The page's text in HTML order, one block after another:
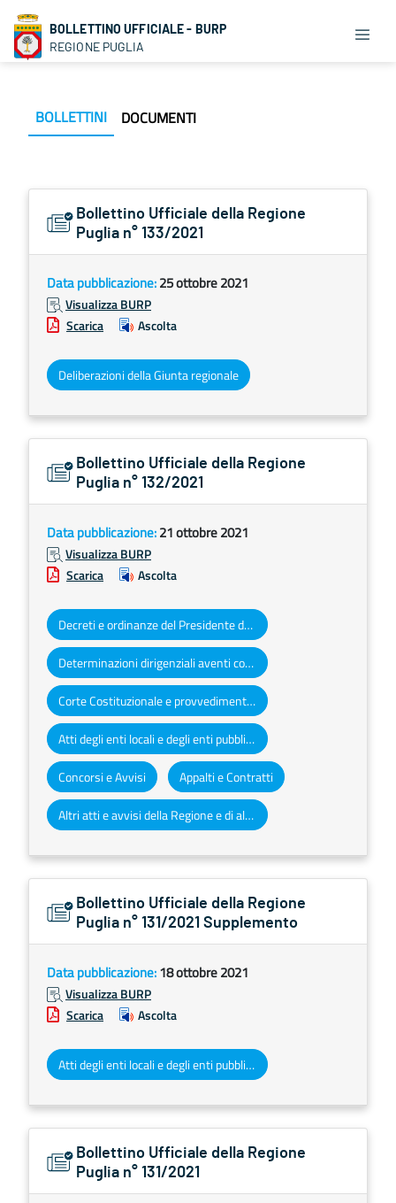
BOLLETTINO UFFICIALE - BURP
REGIONE PUGLIA
BOLLETTINI DOCUMENTI
Bollettino Ufficiale della Regione
Puglia n° 133/2021
Data pubblicazione:25 ottobre 2021
Visualizza BURP
Scarica
Ascolta
Deliberazioni della Giunta regionale
Bollettino Ufficiale della Regione
Puglia n° 132/2021
Data pubblicazione:21 ottobre 2021
Visualizza BURP
Scarica
Ascolta
Decreti e ordinanze del Presidente della Giunta regionale
Determinazioni dirigenziali aventi contenuto di interesse generale
Corte Costituzionale e provvedimenti organi giurisdizionali
Atti degli enti locali e degli enti pubblici e privati
Concorsi e Avvisi Appalti e Contratti
Altri atti e avvisi della Regione e di altri enti pubblici che interessano la collettività regionale
Bollettino Ufficiale della Regione
Puglia n° 131/2021 Supplemento
Data pubblicazione:18 ottobre 2021
Visualizza BURP
Scarica
Ascolta
Atti degli enti locali e degli enti pubblici e privati
Bollettino Ufficiale della Regione
Puglia n° 131/2021